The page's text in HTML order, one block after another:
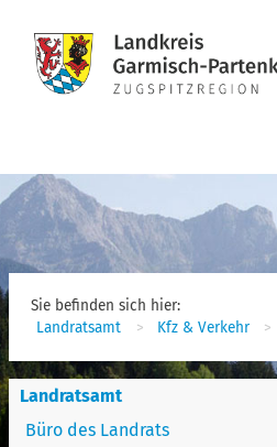
Sie befinden sich hier:
Landratsamt
Kfz & Verkehr
Landratsamt
Büro des Landrats